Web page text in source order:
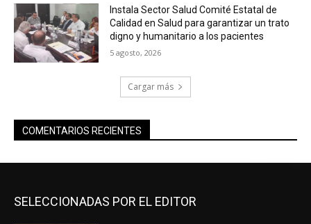
Instala Sector Salud Comité Estatal de
Calidad en Salud para garantizar un trato
digno y humanitario a los pacientes
5 agosto, 2026
Cargar más
COMENTARIOS RECIENTES
SELECCIONADAS POR EL EDITOR